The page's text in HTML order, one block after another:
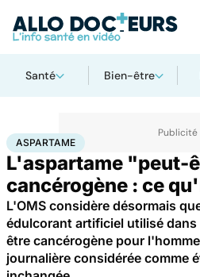
Santé Bien-être
AccueilSantéAspartame
ASPARTAME
L'aspartame "peut-
cancérogène : ce
L'OMS considère désormais
édulcorant artificiel utilisé
être cancérogène pour
journalière considérée comme